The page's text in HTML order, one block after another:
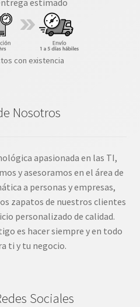
estimado
con existencia
Nosotros
apasionada en las TI,
y asesoramos en el área de
a personas y empresas,
zapatos de nuestros clientes
personalizado de calidad.
es hacer siempre y en todo
ti y tu negocio.
Sociales